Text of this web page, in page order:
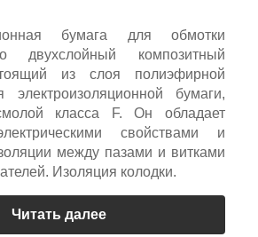
бумага для обмотки
двухслойный композитный
из слоя полиэфирной
бумаги,
класса F. Он обладает
свойствами и
между пазами и витками
Изоляция колодки.
Читать далее